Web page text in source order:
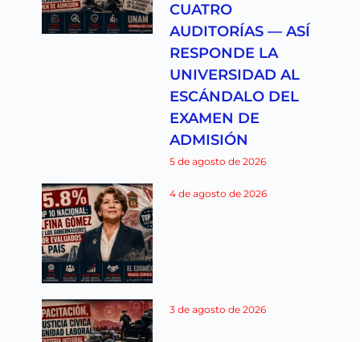
CUATRO
AUDITORÍAS — ASÍ
RESPONDE LA
UNIVERSIDAD AL
ESCÁNDALO DEL
EXAMEN DE
ADMISIÓN
5 de agosto de 2026
4 de agosto de 2026
3 de agosto de 2026